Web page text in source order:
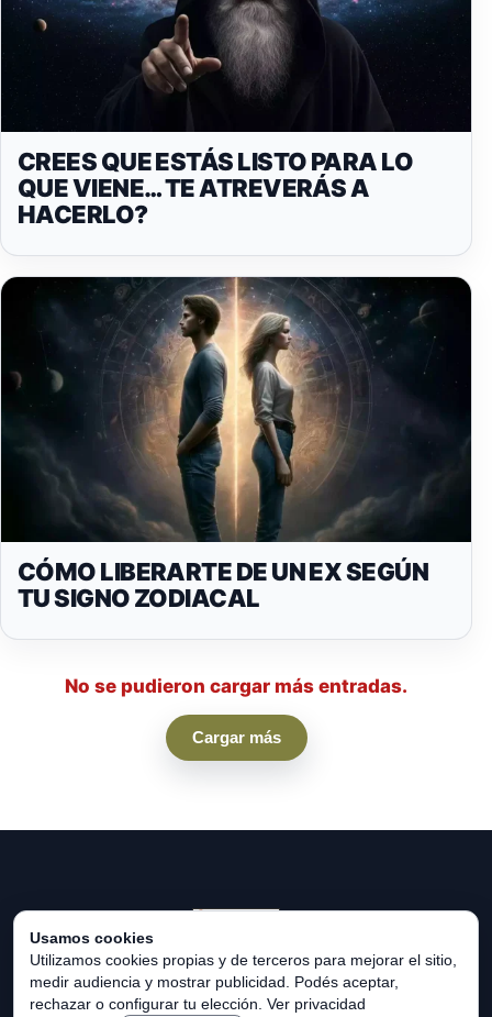
CREES QUE ESTÁS LISTO PARA LO
QUE VIENE… TE ATREVERÁS A
HACERLO?
CÓMO LIBERARTE DE UN EX SEGÚN
TU SIGNO ZODIACAL
No se pudieron cargar más entradas.
Cargar más
© 2026 HORÓSCOPO UNIVERSAL. Todos los derechos
reservados.
Usamos cookies
Utilizamos cookies propias y de terceros para mejorar el sitio,
medir audiencia y mostrar publicidad. Podés aceptar,
rechazar o configurar tu elección. Ver privacidad